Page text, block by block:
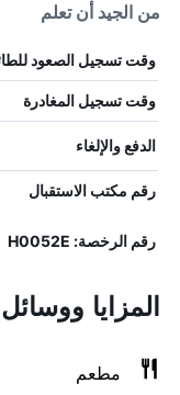
من الجيد أن تعلم
وقت تسجيل الصعود
وقت تسجيل المغادرة
الدفع والإلغاء
رقم مكتب الاستقبال
رقم الرخصة: H0052E
المزايا
مطعم